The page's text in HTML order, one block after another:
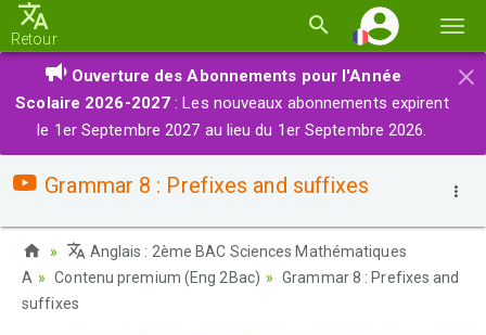
la
Retour
×
Ouverture des Abonnements pour l'Année
Scolaire 2026-2027 : Les nouveaux abonnements expirent
le 1er Septembre 2027 au lieu du 1er Septembre 2026.
Grammar 8 : Prefixes and suffixes
Anglais : 2ème BAC Sciences Mathématiques
A
Contenu premium (Eng 2Bac)
Grammar 8 : Prefixes and
suffixes